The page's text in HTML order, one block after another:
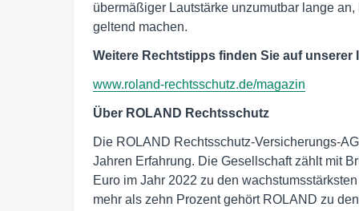
übermäßiger Lautstärke unzumutbar lange
geltend machen.
Weitere Rechtstipps finden Sie auf unserer
www.roland-rechtsschutz.de/magazin
Über ROLAND Rechtsschutz
Die ROLAND Rechtsschutz-Versicherungs-
Jahren Erfahrung. Die Gesellschaft zählt mit
Euro im Jahr 2022 zu den
mehr als zehn Prozent gehört ROLAND zu